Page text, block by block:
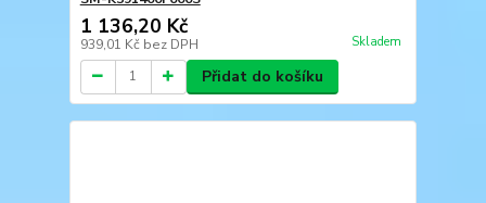
1 136,20 Kč
939,01 Kč bez DPH Skladem
Přidat do košíku